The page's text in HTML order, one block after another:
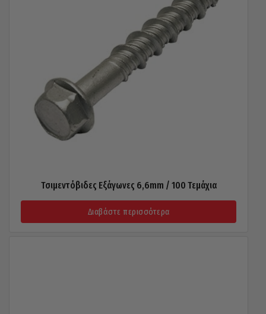
Τσιμεντόβιδες Εξάγωνες 6,6mm / 100 Τεμάχια
Διαβάστε περισσότερα